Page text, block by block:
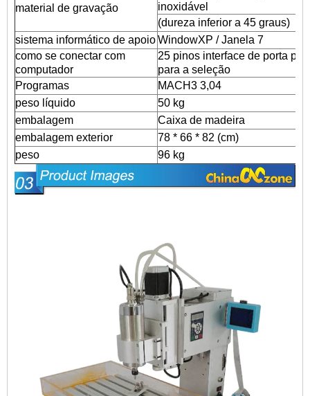
material de gravação
inoxidável
(dureza inferior a 45 graus)
sistema informático de apoioWindowXP / Janela 7
como se conectar com
computador
25 pinos interface de porta
para a seleção
Programas
MACH3 3,04
peso líquido
50 kg
embalagem
Caixa de madeira
embalagem exterior
78 * 66 * 82 (cm)
peso
96 kg